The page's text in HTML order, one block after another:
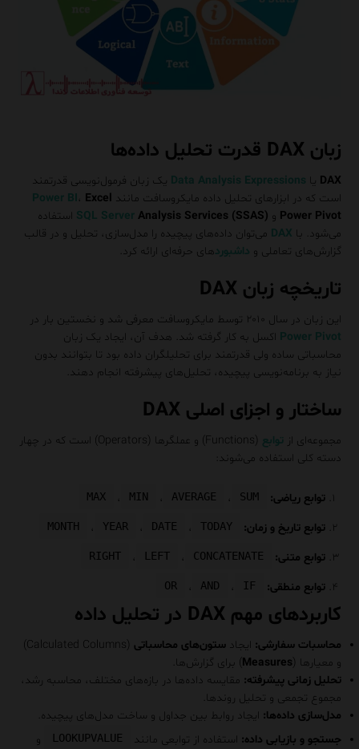
زبان DAX قدرت تحلیل داده‌ها
DAX یا Data Analysis Expressions یک زبان فرمول‌نویسی قدرتمند
است که در ابزارهای تحلیل داده مایکروسافت مانند
Power BI، Excel
Power Pivot و SQL ServerAnalysis Services (SSAS)
استفاده
می‌شود. با DAX می‌توان داده‌های پیچیده را مدل‌سازی، تحلیل و در قالب
گزارش‌های تعاملی و داشبوردهای حرفه‌ای ارائه کرد.
تاریخچه زبان DAX
این زبان در سال ۲۰۱۰ توسط مایکروسافت معرفی شد و نخستین بار در
Power Pivot اکسل به کار گرفته شد. هدف آن، ایجاد یک زبان
محاسباتی ساده ولی قدرتمند برای تحلیلگران داده بود تا بتوانند بدون
نیاز به برنامه‌نویسی پیچیده، تحلیل‌های پیشرفته انجام دهند.
ساختار و اجزای اصلی DAX
مجموعه‌ای از توابع
(Functions) و عملگرها (Operators) است که در چهار
دسته کلی استفاده می‌شوند:
توابع ریاضی: SUM ، AVERAGE ، MIN ، MAX
توابع تاریخ و زمان: TODAY ، DATE ، YEAR ، MONTH
توابع متنی: CONCATENATE ، LEFT ، RIGHT
توابع منطقی: IF ، AND ، OR
کاربردهای مهم DAX در تحلیل داده
محاسبات سفارشی: ایجادستون‌های محاسباتی
(Calculated Columns)
و معیارها (Measures) برای گزارش‌ها.
تحلیل زمانی پیشرفته: مقایسه داده‌ها در بازه‌های مختلف، محاسبه رشد،
مجموع تجمعی و تحلیل روندها.
مدل‌سازی داده‌ها: ایجاد روابط بین جداول و ساخت مدل‌های پیچیده.
جستجو و بازیابی داده: استفاده از توابعی مانند LOOKUPVALUE و